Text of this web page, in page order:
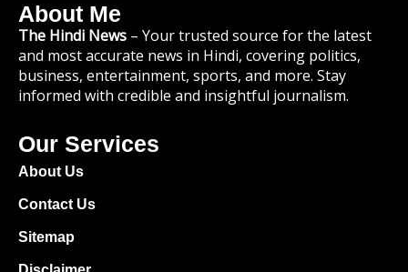
About Me
The Hindi News – Your trusted source for the latest
and most accurate news in Hindi, covering politics,
business, entertainment, sports, and more. Stay
informed with credible and insightful journalism.
Our Services
About Us
Contact Us
Sitemap